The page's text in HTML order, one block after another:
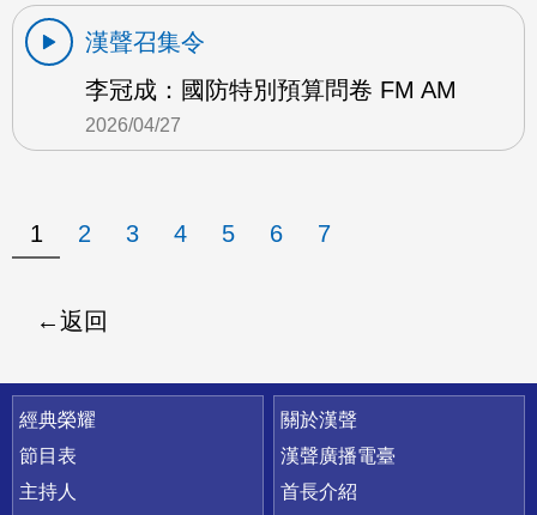
漢聲召集令
李冠成：國防特別預算問卷 FM AM
2026/04/27
1 2 3 4 5 6 7
返回
快速連結
經典榮耀
節目表
主持人
關於漢聲
漢聲廣播電臺
首長介紹